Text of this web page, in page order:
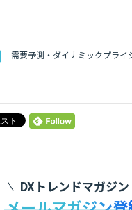
需要予測・ダイナミックプライ
DXトレンドマガジン